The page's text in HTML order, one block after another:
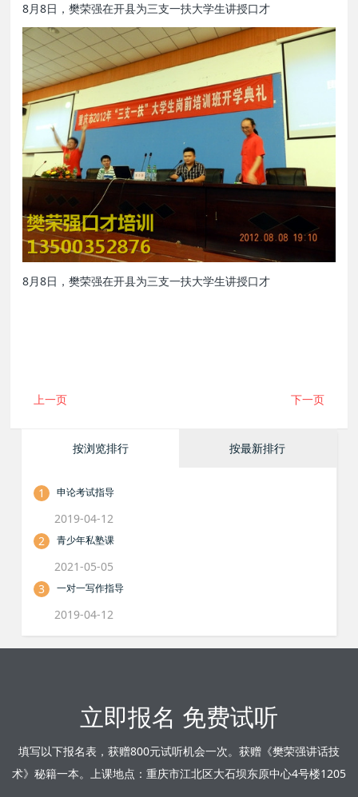
8月8日，樊荣强在开县为三支一扶大学生讲授口才
8月8日，樊荣强在开县为三支一扶大学生讲授口才
上一页 下一页
按浏览排行 按最新排行
1 申论考试指导
2019-04-12
2
青少年私塾课
2021-05-05
3
一对一写作指导
2019-04-12
立即报名 免费试听
填写以下报名表，获赠800元试听机会一次。获赠《樊荣强讲话技
术》秘籍一本。上课地点：重庆市江北区大石坝东原中心4号楼1205